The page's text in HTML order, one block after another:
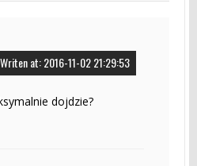
Writen at: 2016-11-02 21:29:53
dojdzie?